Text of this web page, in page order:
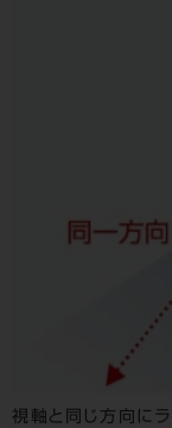
視軸と同じ方向に